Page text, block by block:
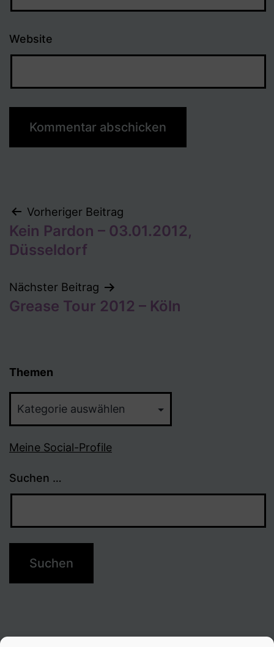
Website
Beitragsnavigation
Vorheriger Beitrag
Kein Pardon – 03.01.2012,
Düsseldorf
Nächster Beitrag
Grease Tour 2012 – Köln
Themen
Meine Social-Profile
Suchen …